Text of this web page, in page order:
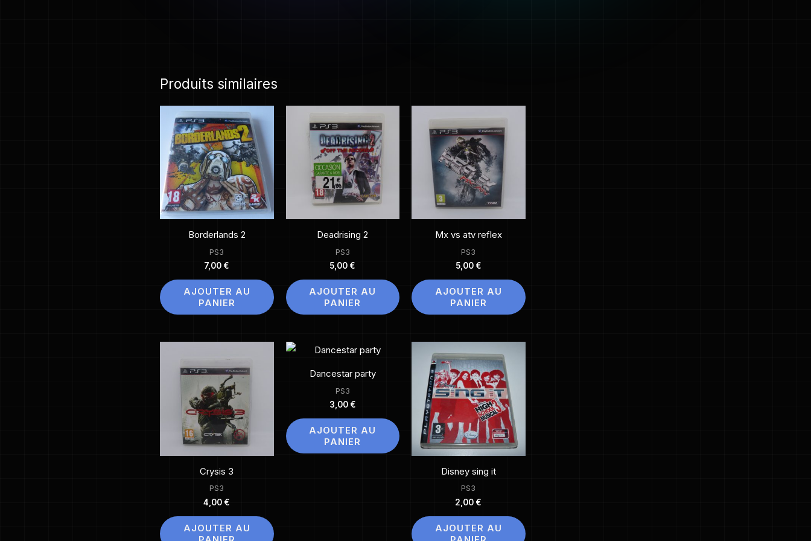
Produits similaires
Borderlands 2
PS3
7,00 €
AJOUTER AU
PANIER
Deadrising 2
PS3
5,00 €
AJOUTER AU
PANIER
Mx vs atv reflex
PS3
5,00 €
AJOUTER AU
PANIER
Crysis 3
PS3
4,00 €
AJOUTER AU
Dancestar party
PS3
3,00 €
AJOUTER AU
PANIER
Disney sing it
PS3
2,00 €
AJOUTER AU